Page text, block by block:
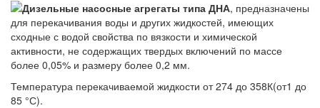
Дизельные насосные агрегаты типа ДНА, предназначены
для перекачивания воды и других жидкостей, имеющих
сходные с водой свойства по вязкости и химической
активности, не содержащих твердых включений по массе
более 0,05% и размеру более 0,2 мм.
Температура перекачиваемой жидкости от 274 до 358К(от1 до
85 °С).